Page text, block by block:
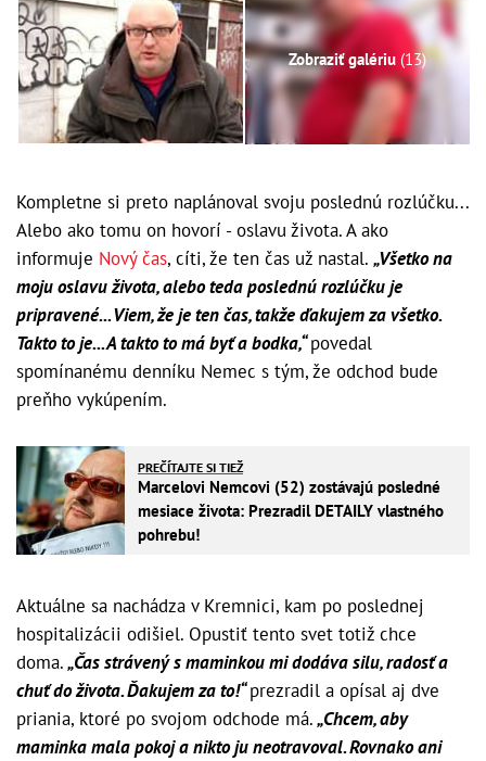
Zobraziť galériu (13)
Kompletne si preto naplánoval svoju poslednú rozlúčku...
Alebo ako tomu on hovorí - oslavu života. A ako
informuje Nový čas, cíti, že ten čas už nastal. „Všetko na
moju oslavu života, alebo teda poslednú rozlúčku je
pripravené... Viem, že je ten čas, takže ďakujem za všetko.
Takto to je... A takto to má byť a bodka,“povedal
spomínanému denníku Nemec s tým, že odchod bude
preňho vykúpením.
PREČÍTAJTE SI TIEŽ
Marcelovi Nemcovi (52) zostávajú posledné
mesiace života: Prezradil DETAILY vlastného
pohrebu!
Aktuálne sa nachádza v Kremnici, kam po poslednej
hospitalizácii odišiel. Opustiť tento svet totiž chce
doma.„Čas strávený s maminkou mi dodáva silu, radosť a
chuť do života. Ďakujem za to!“prezradil a opísal aj dve
priania, ktoré po svojom odchode má.„Chcem, aby
maminka mala pokoj a nikto ju neotravoval. Rovnako ani